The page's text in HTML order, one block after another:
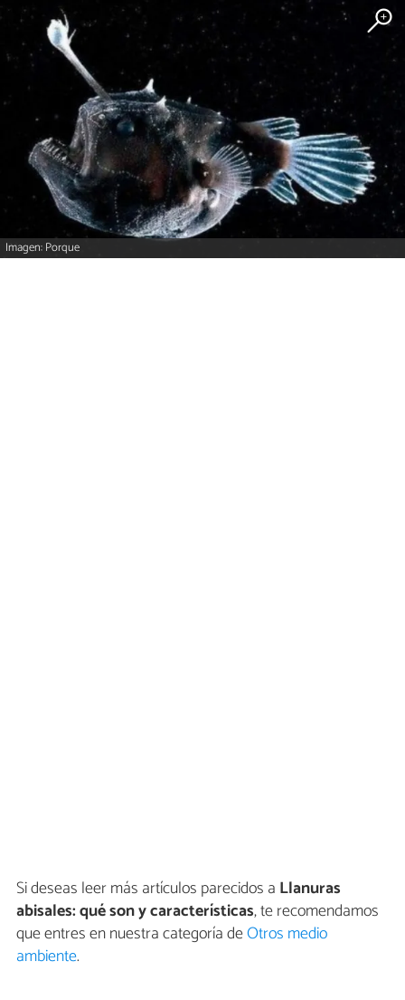
Imagen: Porque
Si deseas leer más artículos parecidos a Llanuras
abisales: qué son y características, te recomendamos
que entres en nuestra categoría deOtros medio
ambiente.